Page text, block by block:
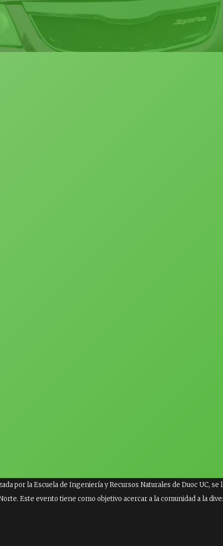
por la Escuela de Ingeniería y Recursos Naturales de Duoc UC, se
Este evento tiene como objetivo acercar a la comunidad a la